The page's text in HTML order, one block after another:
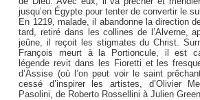
jusqu’en Égypte pour tenter de convertir le
En 1219, malade, il abandonne la direction
tard, retiré dans les collines de l’Alverne,
jeûne, il reçoit les stigmates du Christ.
François meurt à la Portioncule, il est
légende revit dans les Fioretti et les
d’Assise (où l’on peut voir le saint
cessé d’inspirer les artistes, d’Olivier
Pasolini, de Roberto Rossellini à Julien